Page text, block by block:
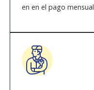
en en el pago mensual